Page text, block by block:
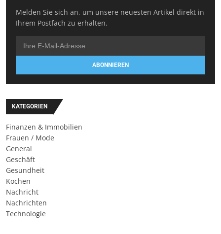
Melden Sie sich an, um unsere neuesten Artikel direkt in
Ihrem Postfach zu erhalten.
ABONNIEREN
KATEGORIEN
Finanzen & Immobilien
Frauen / Mode
General
Geschäft
Gesundheit
Kochen
Nachricht
Nachrichten
Technologie